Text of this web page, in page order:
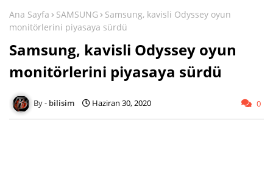
Ana Sayfa SAMSUNG
Samsung, kavisli Odyssey oyun
monitörlerini piyasaya sürdü
Samsung, kavisli Odyssey oyun
monitörlerini piyasaya sürdü
bilisim Haziran 30, 2020 0